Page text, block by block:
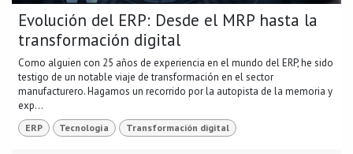
Evolución del ERP: Desde el MRP hasta la
transformación digital
Como alguien con 25 años de experiencia en el mundo del ERP, he sido
testigo de un notable viaje de transformación en el sector
manufacturero. Hagamos un recorrido por la autopista de la memoria y
exp...
ERP Tecnología Transformación digital